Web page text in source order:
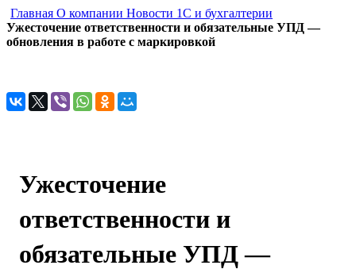
Главная О компании Новости 1С и бухгалтерии
Ужесточение ответственности и обязательные УПД —
обновления в работе с маркировкой
Ужесточение
ответственности и
обязательные УПД —